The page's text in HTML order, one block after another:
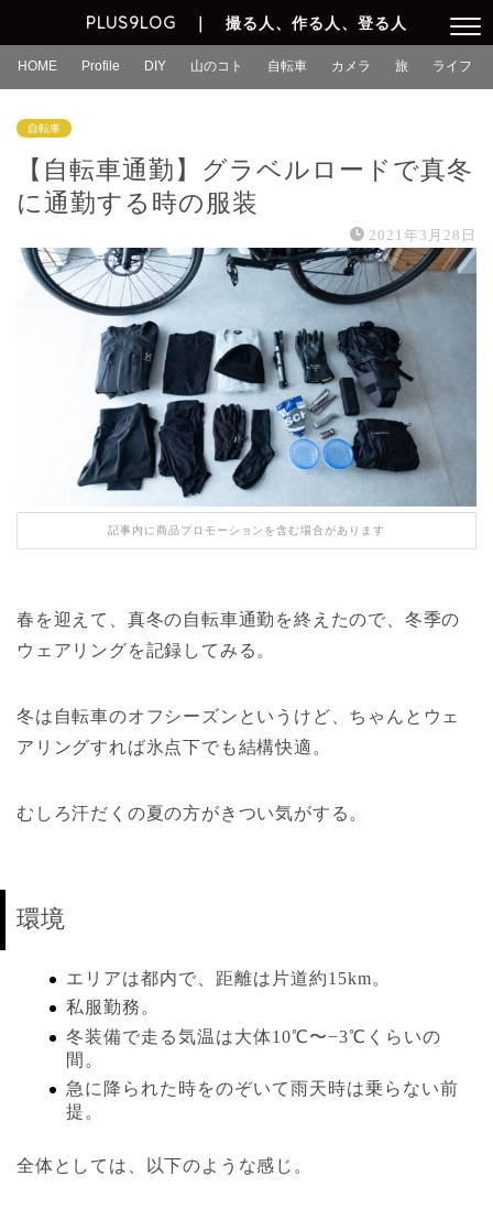
PLUS9LOG ｜ 撮る人、作る人、登る人
HOME Profile DIY 山のコト 自転車 カメラ 旅 ライフ
自転車
【自転車通勤】グラベルロードで真冬
に通勤する時の服装
2021年3月28日
記事内に商品プロモーションを含む場合があります
春を迎えて、真冬の自転車通勤を終えたので、冬季の
ウェアリングを記録してみる。
冬は自転車のオフシーズンというけど、ちゃんとウェ
アリングすれば氷点下でも結構快適。
むしろ汗だくの夏の方がきつい気がする。
環境
エリアは都内で、距離は片道約15km。
私服勤務。
冬装備で走る気温は大体10℃〜−3℃くらいの
間。
急に降られた時をのぞいて雨天時は乗らない前
提。
全体としては、以下のような感じ。